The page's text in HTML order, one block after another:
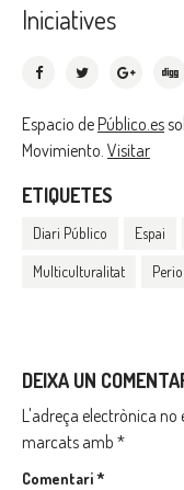
Iniciatives
Espacio dePúblico.es
Movimiento. Visitar
ETIQUETES
Diari Público Espai
Multiculturalitat
DEIXA UN
L'adreça electrònica no
marcats amb *
Comentari*